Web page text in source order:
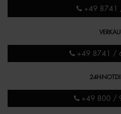
+49 8741
+49 8741 /
24H-
+49 800 /